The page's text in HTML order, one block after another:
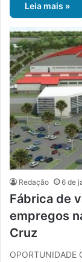
Leia mais »
Redação 6 de
Fábrica de
empregos
Cruz